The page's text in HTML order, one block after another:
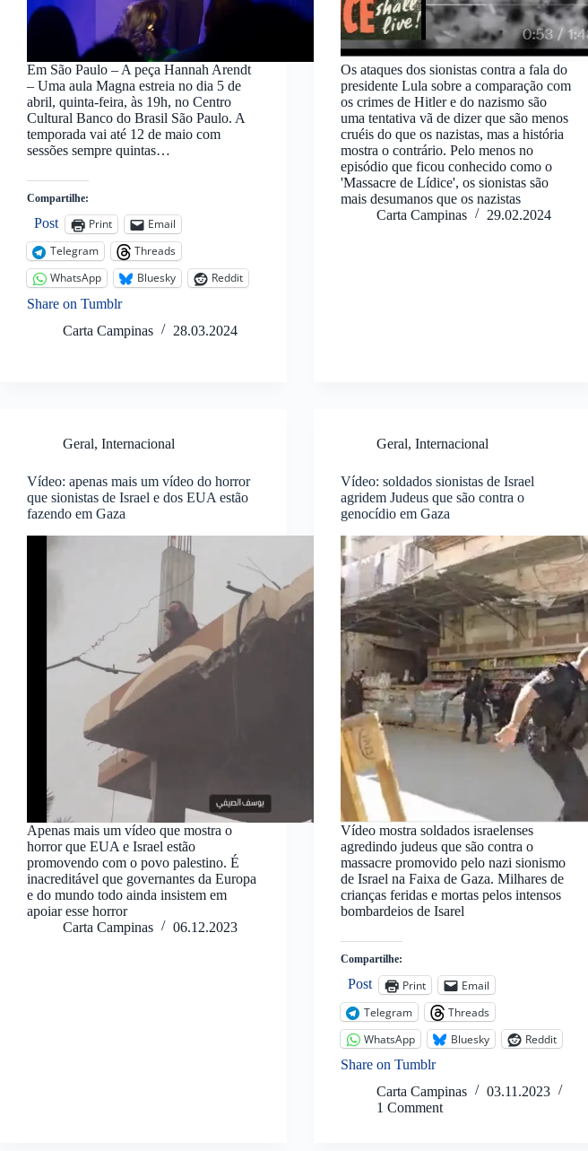
Em São Paulo – A peça Hannah Arendt
– Uma aula Magna estreia no dia 5 de
abril, quinta-feira, às 19h, no Centro
Cultural Banco do Brasil São Paulo. A
temporada vai até 12 de maio com
sessões sempre quintas…
Compartilhe:
Post Print
Email
Telegram
Threads
WhatsApp
Bluesky
Reddit
Share on Tumblr
Carta Campinas
28.03.2024
Os ataques dos sionistas contra a fala do
presidente Lula sobre a comparação com
os crimes de Hitler e do nazismo são
uma tentativa vã de dizer que são menos
cruéis do que os nazistas, mas a história
mostra o contrário. Pelo menos no
episódio que ficou conhecido como o
'Massacre de Lídice', os sionistas são
mais desumanos que os nazistas
Carta Campinas
29.02.2024
Geral, Internacional
Vídeo: apenas mais um vídeo do horror
que sionistas de Israel e dos EUA estão
fazendo em Gaza
Apenas mais um vídeo que mostra o
horror que EUA e Israel estão
promovendo com o povo palestino. É
inacreditável que governantes da Europa
e do mundo todo ainda insistem em
apoiar esse horror
Carta Campinas
06.12.2023
Geral,Internacional
Vídeo: soldados sionistas de Israel
agridem Judeus que são contra o
genocídio em Gaza
Vídeo mostra soldados israelenses
agredindo judeus que são contra o
massacre promovido pelo nazi sionismo
de Israel na Faixa de Gaza. Milhares de
crianças feridas e mortas pelos intensos
bombardeios de Isarel
Compartilhe:
Post Print
Email
Telegram
Threads
WhatsApp
Bluesky
Reddit
Share on Tumblr
Carta Campinas
03.11.2023
1 Comment